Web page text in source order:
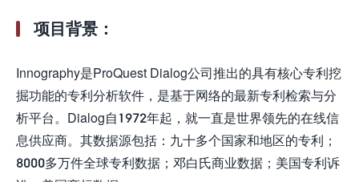
项目背景：
Innography是ProQuest Dialog公司推出的具有核心专利挖
掘功能的专利分析软件，是基于网络的最新专利检索与分
析平台。Dialog自1972年起，就一直是世界领先的在线信
息供应商。其数据源包括：九十多个国家和地区的专利；
8000多万件全球专利数据；邓白氏商业数据；美国专利诉